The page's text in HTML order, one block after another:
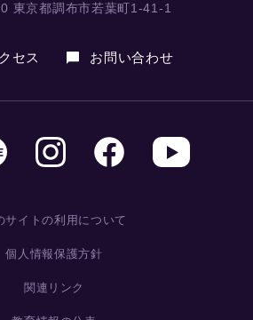
東京都調布市若葉町1-41-1
セス お問い合わせ
サイトの利用について
個人情報保護方針
関連リンク